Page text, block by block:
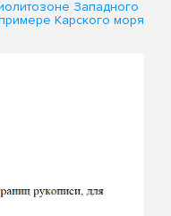
Западного
Карского моря